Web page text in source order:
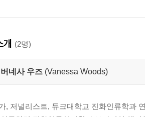
개 (2명)
버네사 우즈 (Vanessa Woods)
, 저널리스트, 듀크대학교 진화인류학과